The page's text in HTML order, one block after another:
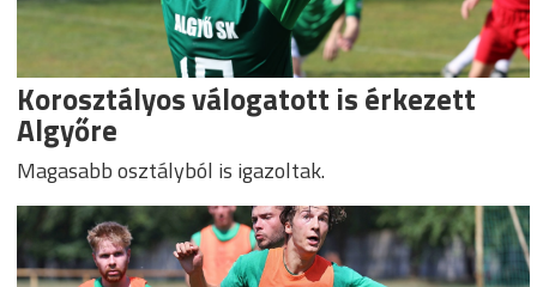
Korosztályos válogatott is érkezett
Algyőre
Magasabb osztályból is igazoltak.